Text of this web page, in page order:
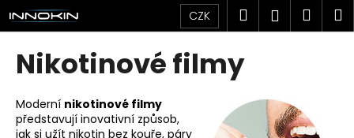
Přejít
na
obsah
CZK Hledat
Nikotinové filmy
Moderní nikotinové filmy
představují inovativní způsob,
jak si užít nikotin bez kouře, páry
K
o
o
p